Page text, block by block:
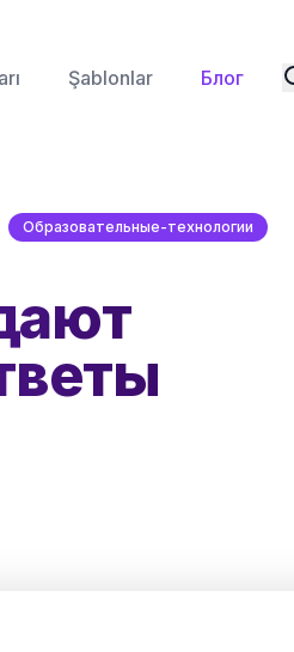
Şablonlar Блог
Образовательные-технологии